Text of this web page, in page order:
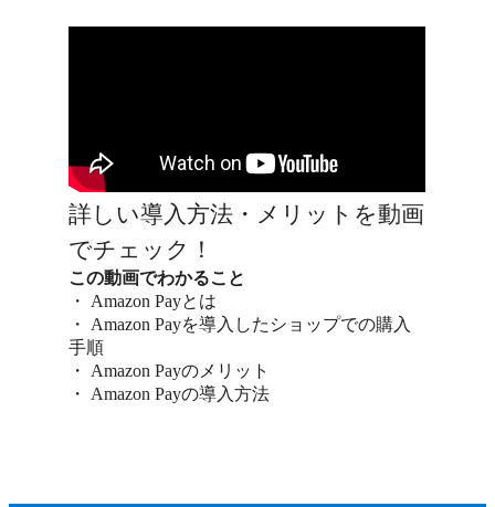
詳しい導入方法・メリットを動画
でチェック！
この動画でわかること
・ Amazon Payとは
・ Amazon Payを導入したショップでの購入
手順
・ Amazon Payのメリット
・ Amazon Payの導入方法